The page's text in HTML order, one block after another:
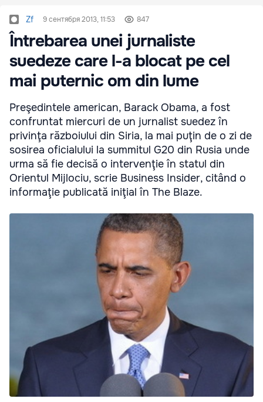
Zf 9 сентября 2013, 11:53 847
Întrebarea unei jurnaliste
suedeze care l-a blocat pe cel
mai puternic om din lume
Preşedintele american, Barack Obama, a fost
confruntat miercuri de un jurnalist suedez în
privinţa războiului din Siria, la mai puţin de o zi de
sosirea oficialului la summitul G20 din Rusia unde
urma să fie decisă o intervenţie în statul din
Orientul Mijlociu, scrie Business Insider, citând o
informaţie publicată iniţial în The Blaze.